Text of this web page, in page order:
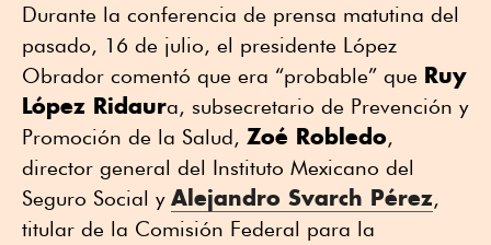
Durante la conferencia de prensa matutina del
pasado, 16 de julio, el presidente López
Obrador comentó que era “probable” que Ruy
López Ridaura, subsecretario de Prevención y
Promoción de la Salud, Zoé Robledo,
director general del Instituto Mexicano del
Seguro Social y Alejandro Svarch Pérez,
titular de la Comisión Federal para la